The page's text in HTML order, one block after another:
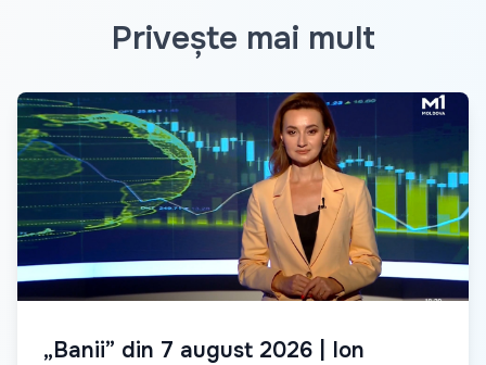
Privește mai mult
„Banii” din 7 august 2026 | Ion